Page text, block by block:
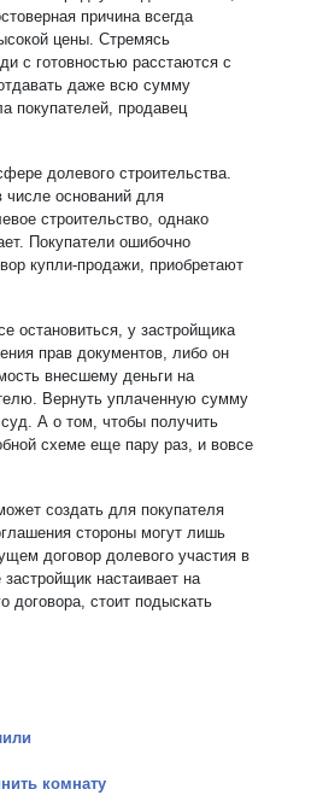
причина всегда
цены. Стремясь
с готовностью расстаются с
даже всю сумму
покупателей, продавец
долевого строительства.
числе оснований для
строительство, однако
Покупатели ошибочно
купли-продажи, приобретают
остановиться, у застройщика
прав документов, либо он
внесшему деньги на
Вернуть уплаченную сумму
А о том, чтобы получить
схеме еще пару раз, и вовсе
создать для покупателя
стороны могут лишь
договор долевого участия в
настаивает на
договора, стоит подыскать
комнату